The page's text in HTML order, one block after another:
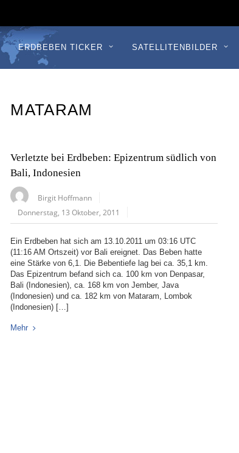
ERDBEBEN TICKER SATELLITENBILDER
MATARAM
Verletzte bei Erdbeben: Epizentrum südlich von
Bali, Indonesien
Birgit Hoffmann
Donnerstag, 13 Oktober, 2011
Ein Erdbeben hat sich am 13.10.2011 um 03:16 UTC
(11:16 AM Ortszeit) vor Bali ereignet. Das Beben hatte
eine Stärke von 6,1. Die Bebentiefe lag bei ca. 35,1 km.
Das Epizentrum befand sich ca. 100 km von Denpasar,
Bali (Indonesien), ca. 168 km von Jember, Java
(Indonesien) und ca. 182 km von Mataram, Lombok
(Indonesien) […]
Mehr